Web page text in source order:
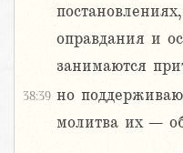
оправдания и
занимаются
38:39 но
молитва их –